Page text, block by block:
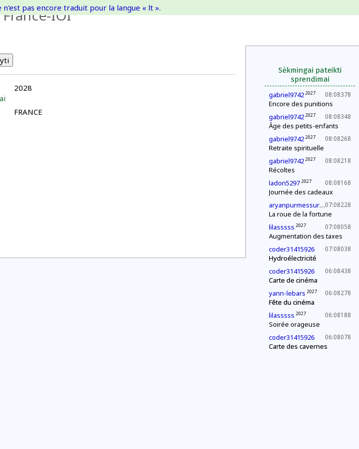
France-IOI
pas encore traduit pour la langue « lt ».
Sėkmingai pateikti
sprendimai
08:08378
gabriel9742 2027
Encore des punitions
08:08348
gabriel9742 2027
Âge des petits-enfants
08:08268
gabriel9742 2027
Retraite spirituelle
08:08218
gabriel9742 2027
Récoltes
08:08168
ladon5297 2027
Journée des cadeaux
07:08228
aryanpurmessurgmailcom 2027
La roue de la fortune
07:08058
lilasssss 2027
Augmentation des taxes
07:08038
coder31415926
Hydroélectricité
06:08438
coder31415926
Carte de cinéma
06:08278
yann-lebars 2027
Fête du cinéma
06:08188
lilasssss 2027
Soirée orageuse
06:08078
coder31415926
Carte des cavernes
2028
FRANCE